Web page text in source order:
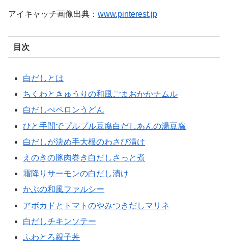
アイキャッチ画像出典： www.pinterest.jp
目次
白だしとは
ちくわときゅうりの和風ごまおかかナムル
白だしぺペロンうどん
ひと手間でプルプル豆腐白だしあんの湯豆腐
白だしが決め手大根のわさび漬け
えのきの豚肉巻き白だしさっと煮
霜降りサーモンの白だし漬け
かぶの和風ファルシー
アボカドとトマトのやみつきだしマリネ
白だしチキンソテー
ふわとろ親子丼